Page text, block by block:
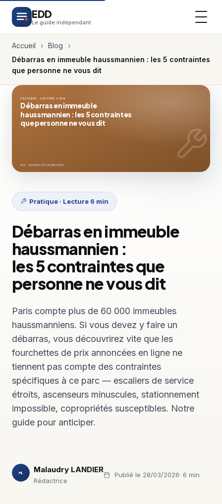
EDD
Le guide indépendant
Accueil › Blog
›
Débarras en immeuble haussmannien : les 5 contraintes
que personne ne vous dit
PRATIQUE · LECTURE 6 MIN
Débarras en immeuble
haussmannien : les 5 contraintes
que personne ne vous dit
EDD · ENTREPRISE DE DÉBARRAS
Pratique · Lecture 6 min
Débarras en immeuble
haussmannien :
les 5 contraintes que
personne ne vous dit
Paris compte plus de 60 000 immeubles
haussmanniens. Si vous devez y faire un
débarras, vous découvrirez vite que les
fourchettes de prix annoncées en ligne ne
tiennent pas compte des contraintes
spécifiques à ce parc — escaliers de service
étroits, ascenseurs minuscules, stationnement
impossible, copropriétés susceptibles. Notre
guide pour anticiper.
ML Malaudry LANDIER
Rédactrice
Publié le 28/03/2026· 6 min